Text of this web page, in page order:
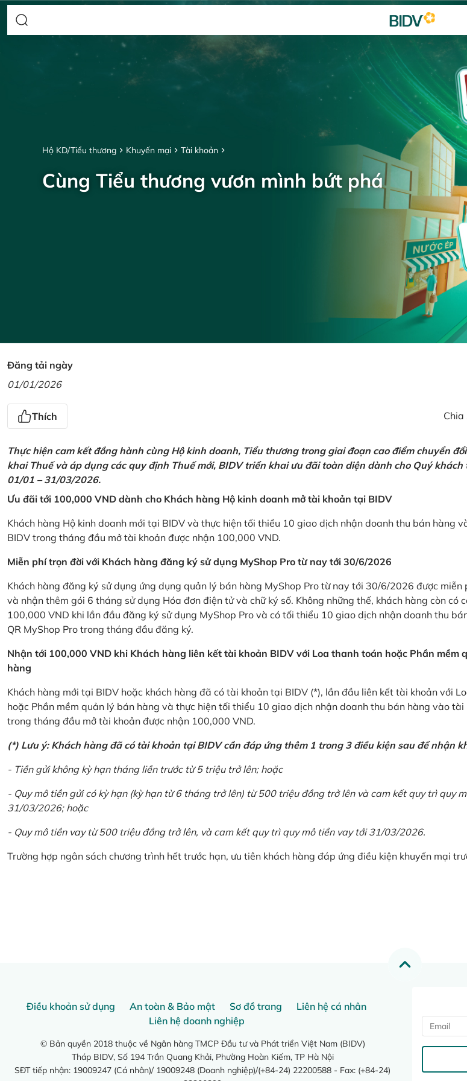
Hộ KD/Tiểu thương Khuyến mại Tài khoản
Cùng Tiểu thương vươn mình bứt phá
Đăng tải ngày
01/01/2026
Thích Chia
Thực hiện cam kết đồng hành cùng Hộ kinh doanh, Tiểu thương trong giai đoạn cao điểm chuyển
khai Thuế và áp dụng các quy định Thuế mới, BIDV triển khai ưu đãi toàn diện dành cho Quý khách
01/01 – 31/03/2026.
Ưu đãi tới 100,000 VND dành cho Khách hàng Hộ kinh doanh mở tài khoản tại BIDV
Khách hàng Hộ kinh doanh mới tại BIDV và thực hiện tối thiểu 10 giao dịch nhận doanh thu bán hàng
BIDV trong tháng đầu mở tài khoản được nhận 100,000 VND.
Miễn phí trọn đời với Khách hàng đăng ký sử dụng MyShop Pro từ nay tới 30/6/2026
Khách hàng đăng ký sử dụng ứng dụng quản lý bán hàng MyShop Pro từ nay tới 30/6/2026 được miễn
và nhận thêm gói 6 tháng sử dụng Hóa đơn điện tử và chữ ký số. Không những thế, khách hàng còn có
100,000 VND khi lần đầu đăng ký sử dụng MyShop Pro và có tối thiểu 10 giao dịch nhận doanh thu
QR MyShop Pro trong tháng đầu đăng ký.
Nhận tới 100,000 VND khi Khách hàng liên kết tài khoản BIDV với Loa thanh toán hoặc Phần mềm
hàng
Khách hàng mới tại BIDV hoặc khách hàng đã có tài khoản tại BIDV (*), lần đầu liên kết tài khoản với
hoặc Phần mềm quản lý bán hàng và thực hiện tối thiểu 10 giao dịch nhận doanh thu bán hàng vào tài
trong tháng đầu mở tài khoản được nhận 100,000 VND.
(*) Lưu ý: Khách hàng đã có tài khoản tại BIDV cần đáp ứng thêm 1 trong 3 điều kiện sau để nhận
- Tiền gửi không kỳ hạn tháng liền trước từ 5 triệu trở lên; hoặc
- Quy mô tiền gửi có kỳ hạn (kỳ hạn từ 6 tháng trở lên) từ 500 triệu đồng trở lên và cam kết quy trì quy
31/03/2026; hoặc
- Quy mô tiền vay từ 500 triệu đồng trở lên, và cam kết quy trì quy mô tiền vay tới 31/03/2026.
Trường hợp ngân sách chương trình hết trước hạn, ưu tiên khách hàng đáp ứng điều kiện khuyến mại
Điều khoản sử dụng An toàn & Bảo mật Sơ đồ trang
Liên hệ cá nhân
Liên hệ doanh nghiệp
© Bản quyền 2018 thuộc về Ngân hàng TMCP Đầu tư và Phát triển Việt Nam (BIDV)
Tháp BIDV, Số 194 Trần Quang Khải, Phường Hoàn Kiếm, TP Hà Nội
SĐT tiếp nhận: 19009247 (Cá nhân)/ 19009248 (Doanh nghiệp)/(+84-24) 22200588 - Fax: (+84-24)